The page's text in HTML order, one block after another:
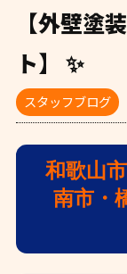
【外壁塗
ト】 ✨
スタッフブログ
和歌山
南市・